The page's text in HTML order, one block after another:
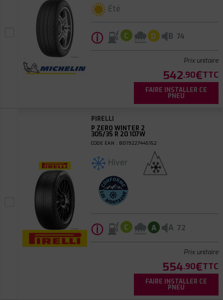
Été
ⓘ C D B 74
Prix unitaire
542.90€TTC
FAIRE INSTALLER CE
PNEU
PIRELLI
P ZERO WINTER 2
305/35 R 20 107W
CODE EAN : 8019227445152
Hiver
ⓘ C A A 72
Prix unitaire
554.90€TTC
FAIRE INSTALLER CE
PNEU